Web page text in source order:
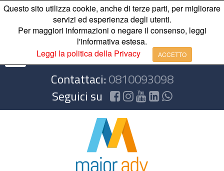
Questo sito utilizza cookie, anche di terze parti, per migliorare
servizi ed esperienza degli utenti.
Per maggiori informazioni o negare il consenso, leggi
l'informativa estesa.
Leggi la politica della Privacy
ACCETTO
Contattaci:0810093098
Seguici su